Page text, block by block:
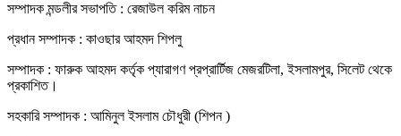
সম্পাদক মন্ডলীর সভাপতি : রেজাউল করিম নাচন
প্রধান সম্পাদক : কাওছার আহমদ শিপলু
সম্পাদক : ফারুক আহমদ কর্তৃক প্যারাগণ প্রপ্রার্টিজ মেজরটিলা, ইসলামপুর, সিলেট থেকে
প্রকাশিত।
সহকারি সম্পাদক : আমিনুল ইসলাম চৌধুরী (শিপন )